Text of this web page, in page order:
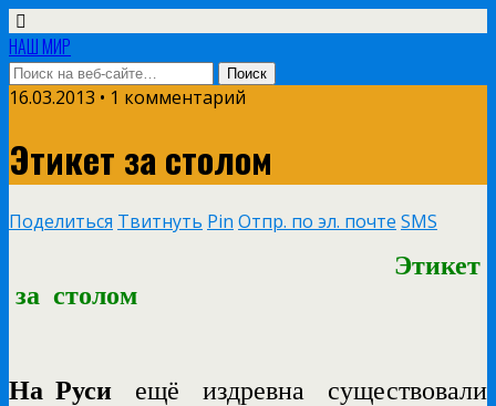
НАШ МИР
16.03.2013 • 1 комментарий
Этикет за столом
Поделиться Твитнуть Pin Отпр. по эл. почте SMS
Этикет
за столом
На Русиещё издревна существовали